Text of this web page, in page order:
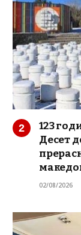
123
Десет
02/08/2026